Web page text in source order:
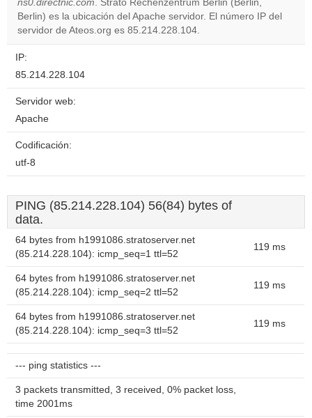
Do you
own this
OK
ns0.directnic.com. Strato Rechenzentrum Berlin (Berlin,
Berlin) es la ubicación del Apache servidor. El número IP del
servidor de Ateos.org es 85.214.228.104.
IP:
85.214.228.104
Servidor web:
Apache
Codificación:
utf-8
PING (85.214.228.104) 56(84) bytes of
data.
64 bytes from h1991086.stratoserver.net
(85.214.228.104): icmp_seq=1 ttl=52
119 ms
64 bytes from h1991086.stratoserver.net
(85.214.228.104): icmp_seq=2 ttl=52
119 ms
64 bytes from h1991086.stratoserver.net
(85.214.228.104): icmp_seq=3 ttl=52
119 ms
--- ping statistics ---
3 packets transmitted, 3 received, 0% packet loss,
time 2001ms